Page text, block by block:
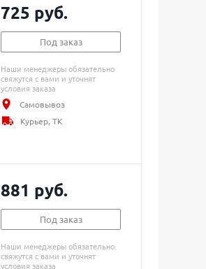
725 руб.
Под заказ
Наши менеджеры обязательно
свяжутся с вами и уточнят
условия заказа
Самовывоз
Курьер, ТК
881 руб.
Под заказ
Наши менеджеры обязательно
свяжутся с вами и уточнят
условия заказа